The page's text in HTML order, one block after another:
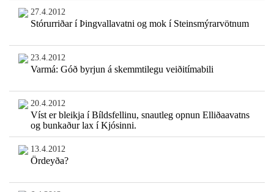
27.4.2012
Stórurriðar í Þingvallavatni og mok í Steinsmýrarvötnum
23.4.2012
Varmá: Góð byrjun á skemmtilegu veiðitímabili
20.4.2012
Víst er bleikja í Bíldsfellinu, snautleg opnun Elliðaavatns
og bunkaður lax í Kjósinni.
13.4.2012
Ördeyða?